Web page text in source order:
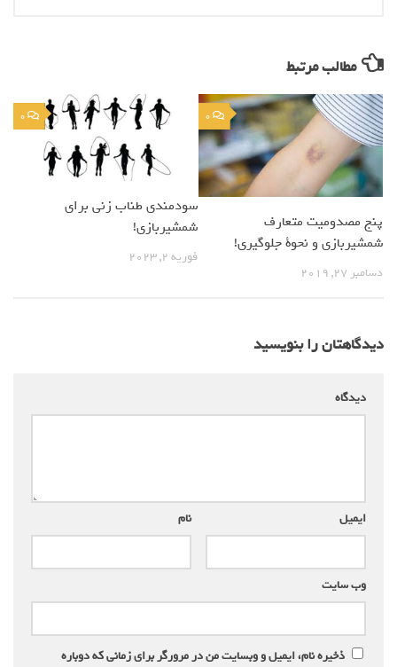
مطالب مرتبط
0
پنج مصدومیت متعارف
شمشیربازی و نحوة جلوگیری!
دسامبر 27, 2019
0
سودمندی طناب زنی برای
شمشیربازی!
فوریه 2, 2023
دیدگاهتان را بنویسید
دیدگاه
نام ایمیل
وب‌ سایت
ذخیره نام، ایمیل و وبسایت من در مرورگر برای زمانی که دوباره